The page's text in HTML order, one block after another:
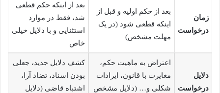
زمان
درخواست
بعد از حکم اولیه و قبل از
اینکه قطعی شود (در یک
مهلت مشخص)
بعد از اینکه حکم قطعی
شد، فقط در موارد
استثنایی و با دلایل خیلی
خاص
دلایل
درخواست
اعتراض به ماهیت حکم،
مغایرت با قانون، ایرادات
شکلی و… (دلایل مشخص
کشف دلایل جدید، جعلی
بودن اسناد، تضاد آرا،
اشتباه قاضی (دلایل